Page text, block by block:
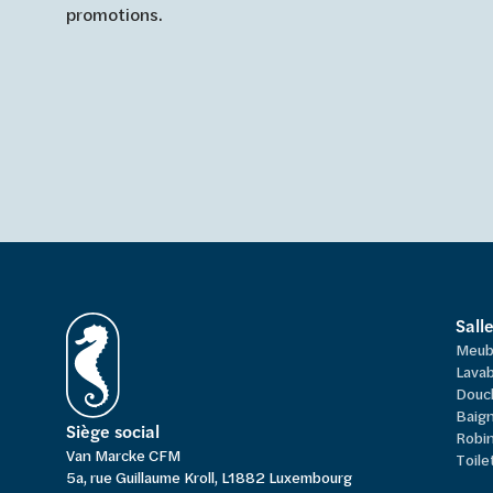
promotions.
Siège social
Van Marcke CFM
5a, rue Guillaume Kroll, L1882 Luxembourg